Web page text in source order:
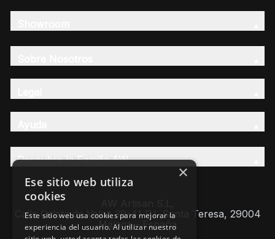
Descubre la Familia AW
Calle Caleta de Velez 39-41 P.I. Santa Teresa, 29004
Málaga - España
×
Ese sitio web utiliza
cookies
Este sitio web usa cookies para mejorar la
experiencia del usuario. Al utilizar nuestro